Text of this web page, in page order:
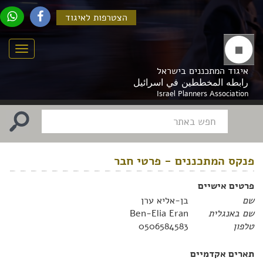
הצטרפות לאיגוד
איגוד המתכננים בישראל
رابطه المخططين في اسرائيل
Israel Planners Association
פנקס המתכננים - פרטי חבר
פרטים אישיים
שם
בן-אליא ערן
שם באנגלית
Ben-Elia Eran
טלפון
0506584583
תארים אקדמיים